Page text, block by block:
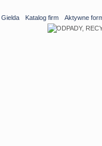
Gielda Katalog firm Aktywne